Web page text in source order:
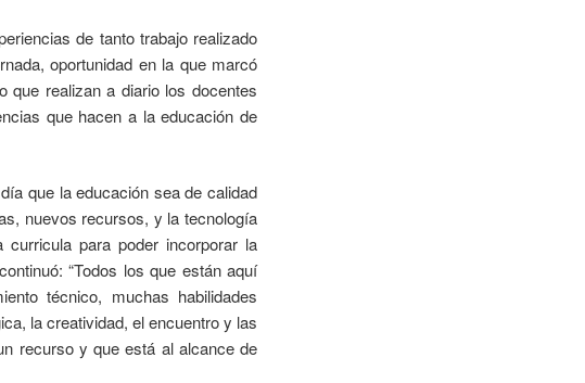
de tanto trabajo realizado
oportunidad en la que marcó
que realizan a diario los docentes
que hacen a la educación de
que la educación sea de calidad
nuevos recursos, y la tecnología
para poder incorporar la
“Todos los que están aquí
técnico, muchas habilidades
la creatividad, el encuentro y las
recurso y que está al alcance de